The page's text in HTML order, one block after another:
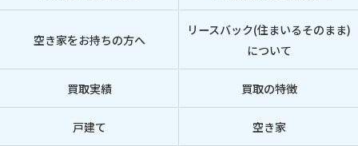
空き家をお持ちの方へ
リースバック(住まいるそのまま)
について
買取実績 買取の特徴
戸建て 空き家